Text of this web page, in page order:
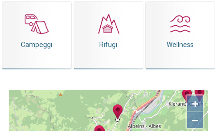
Campeggi Rifugi Wellness
+
−